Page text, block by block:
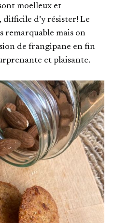
moelleux et
d’y résister! Le
remarquable mais on
de frangipane en fin
et plaisante.